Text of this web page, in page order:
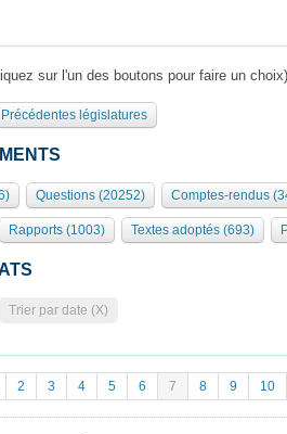
organes
l'Assemblée
des Présidents Bureau Collège des
clés
de l'Assemblée ... )
Bourbon
sur l'un des boutons pour faire un choix)
Précédentes législatures
Questions (20252) Comptes-rendus
Rapports (1003) Textes adoptés (693)
Trier par date (X)
2 3 4 5 6 7 8 9 10